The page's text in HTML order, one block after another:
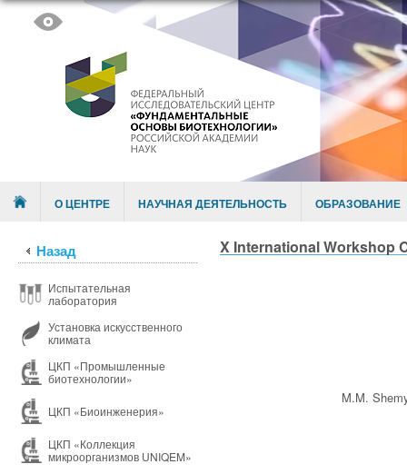
Menu О ЦЕНТРЕ НАУЧНАЯ ДЕЯТЕЛЬНОСТЬ ОБРАЗОВАНИЕ
Назад
Испытательная
лаборатория
Установка искусственного
климата
ЦКП «Промышленные
биотехнологии»
ЦКП «Биоинженерия»
ЦКП «Коллекция
микроорганизмов UNIQEM»
X International Workshop
M.M.